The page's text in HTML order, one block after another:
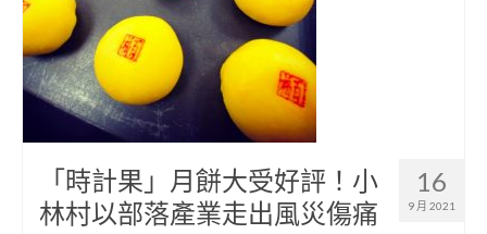
16
9 月 2021
「時計果」月餅大受好評！小
林村以部落產業走出風災傷痛